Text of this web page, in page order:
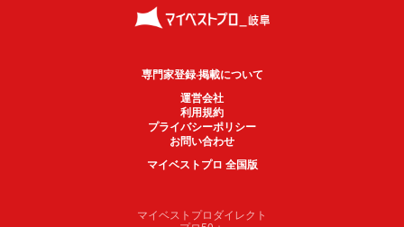
専門家登録·掲載について
運営会社
利用規約
プライバシーポリシー
お問い合わせ
マイベストプロ 全国版
マイベストプロダイレクト